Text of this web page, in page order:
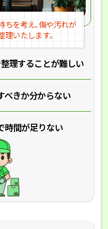
理することが難しい
べきか分からない
時間が足りない
ちを考え､傷や汚れが
理いたします｡